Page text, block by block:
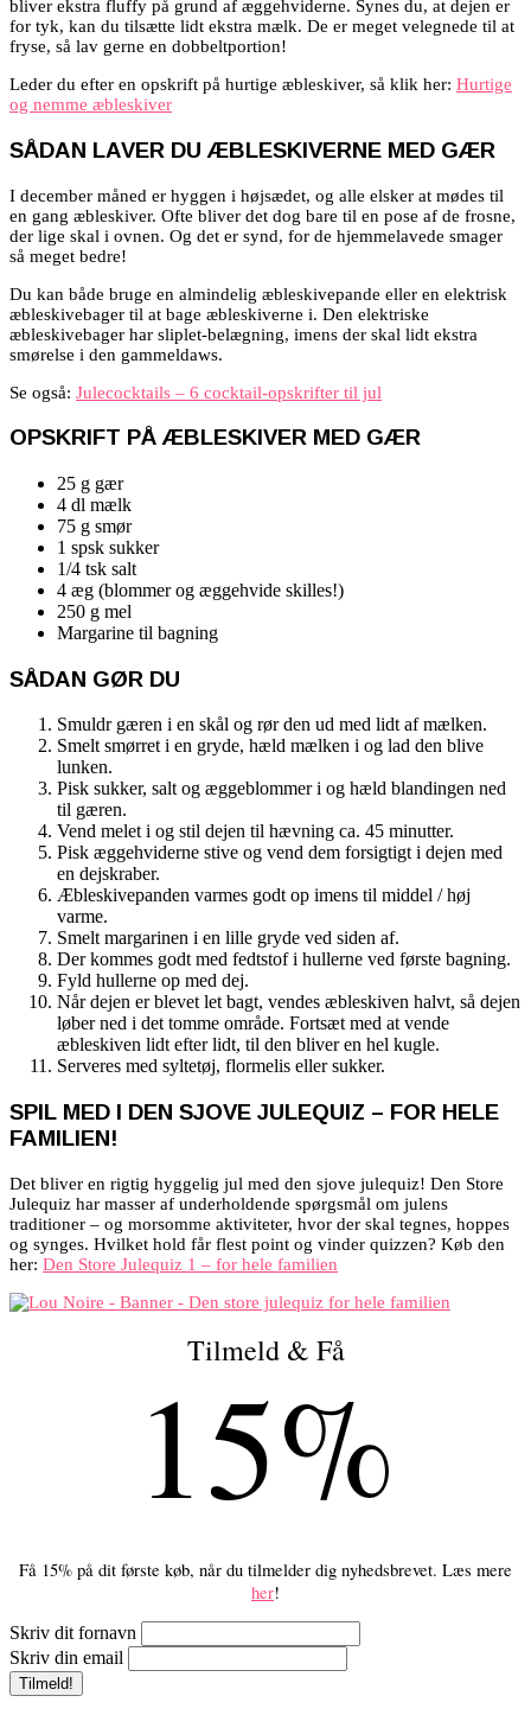
bliver ekstra fluffy på grund af æggehviderne. Synes du, at dejen er
for tyk, kan du tilsætte lidt ekstra mælk. De er meget velegnede til at
fryse, så lav gerne en dobbeltportion!
Leder du efter en opskrift på hurtige æbleskiver, så klik her: Hurtige
og nemme æbleskiver
SÅDAN LAVER DU ÆBLESKIVERNE MED GÆR
I december måned er hyggen i højsædet, og alle elsker at mødes til
en gang æbleskiver. Ofte bliver det dog bare til en pose af de frosne,
der lige skal i ovnen. Og det er synd, for de hjemmelavede smager
så meget bedre!
Du kan både bruge en almindelig æbleskivepande eller en elektrisk
æbleskivebager til at bage æbleskiverne i. Den elektriske
æbleskivebager har sliplet-belægning, imens der skal lidt ekstra
smørelse i den gammeldaws.
Se også: Julecocktails – 6 cocktail-opskrifter til jul
OPSKRIFT PÅ ÆBLESKIVER MED GÆR
25 g gær
4 dl mælk
75 g smør
1 spsk sukker
1/4 tsk salt
4 æg (blommer og æggehvide skilles!)
250 g mel
Margarine til bagning
SÅDAN GØR DU
Smuldr gæren i en skål og rør den ud med lidt af mælken.
Smelt smørret i en gryde, hæld mælken i og lad den blive
lunken.
Pisk sukker, salt og æggeblommer i og hæld blandingen ned
til gæren.
Vend melet i og stil dejen til hævning ca. 45 minutter.
Pisk æggehviderne stive og vend dem forsigtigt i dejen med
en dejskraber.
Æbleskivepanden varmes godt op imens til middel / høj
varme.
Smelt margarinen i en lille gryde ved siden af.
Der kommes godt med fedtstof i hullerne ved første bagning.
Fyld hullerne op med dej.
Når dejen er blevet let bagt, vendes æbleskiven halvt, så dejen
løber ned i det tomme område. Fortsæt med at vende
æbleskiven lidt efter lidt, til den bliver en hel kugle.
Serveres med syltetøj, flormelis eller sukker.
SPIL MED I DEN SJOVE JULEQUIZ – FOR HELE
FAMILIEN!
Det bliver en rigtig hyggelig jul med den sjove julequiz! Den Store
Julequiz har masser af underholdende spørgsmål om julens
traditioner – og morsomme aktiviteter, hvor der skal tegnes, hoppes
og synges. Hvilket hold får flest point og vinder quizzen? Køb den
her: Den Store Julequiz 1 – for hele familien
Tilmeld & Få
15%
Få 15% på dit første køb, når du tilmelder dig nyhedsbrevet. Læs mere
her!
Skriv dit fornavn
Skriv din email